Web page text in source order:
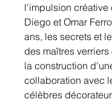
l'impulsion créative
Diego et Omar
ans, les secrets et
des maîtres
la construction
collaboration avec
célèbres